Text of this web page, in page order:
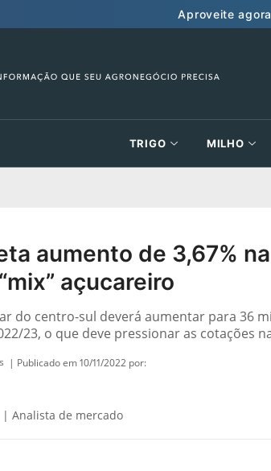
Aproveite agora
TRIGO MILHO
aumento de 3,67%
açucareiro
do centro-sul deverá aumentar para 36
23, o que deve pressionar as cotações
| Publicado em 10/11/2022 por:
Analista de mercado